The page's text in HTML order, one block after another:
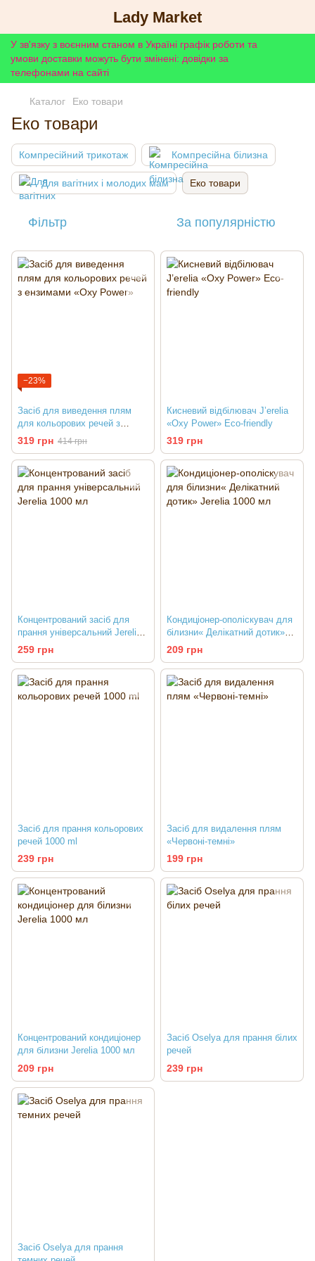
Lady Market
У зв'язку з воєнним станом в Україні графік роботи та
умови доставки можуть бути змінені: довідки за
телефонами на сайті
Каталог Еко товари
Еко товари
Компресійний трикотаж Компресійна білизна
Для вагітних і молодих мам Еко товари
Фільтр За популярністю
−23%
Засіб для виведення плям
для кольорових речей з
ензимами «Oxy Power»
319 грн 414 грн
Кисневий відбілювач J’erelia
«Oxy Power» Eco-friendly
319 грн
Концентрований засіб для
прання універсальний Jerelia
1000 мл
259 грн
Кондиціонер-ополіскувач для
білизни« Делікатний дотик»
Jerelia 1000 мл
209 грн
Засіб для прання кольорових
речей 1000 ml
239 грн
Засіб для видалення плям
«Червоні-темні»
199 грн
Концентрований кондиціонер
для білизни Jerelia 1000 мл
209 грн
Засіб Oselya для прання білих
речей
239 грн
Засіб Oselya для прання